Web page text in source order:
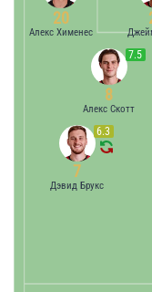
20
Алекс Хименес
7.5
8
Алекс Скотт
6.3
7
Дэвид Брукс